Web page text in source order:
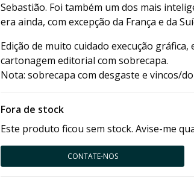
Sebastião. Foi também um dos mais
era ainda, com excepção da França e da
Edição de muito cuidado execução
cartonagem editorial com sobrecapa.
Nota: sobrecapa com desgaste e vincos/
Fora de stock
Este produto ficou sem stock. Avise-me
CONTATE-NOS